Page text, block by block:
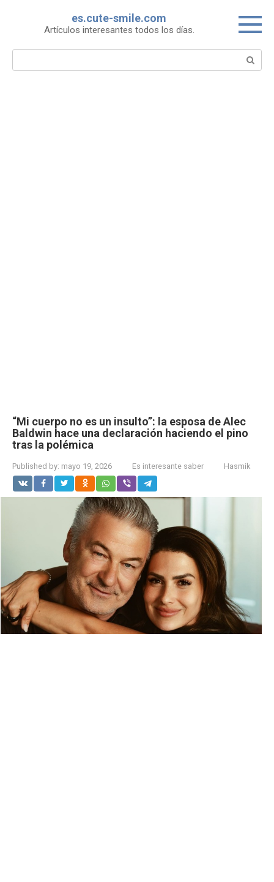
es.cute-smile.com
Artículos interesantes todos los días.
Search:
“Mi cuerpo no es un insulto”: la esposa de Alec
Baldwin hace una declaración haciendo el pino
tras la polémica
Published by: mayo 19, 2026 Es interesante saber Hasmik